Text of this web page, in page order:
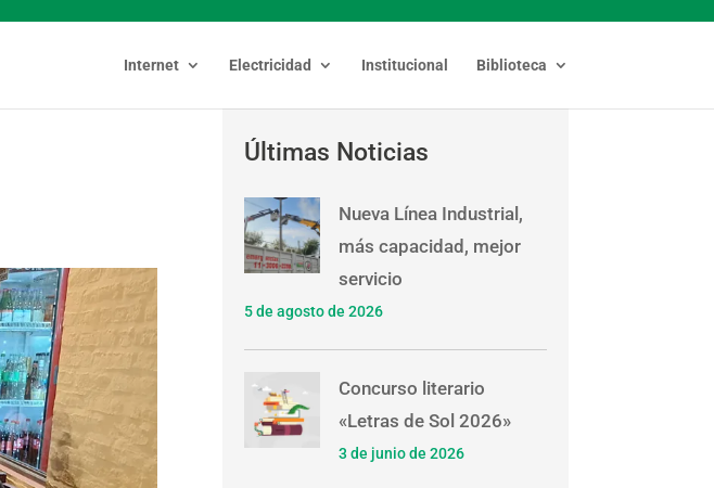
Internet Electricidad Institucional Biblioteca
Últimas Noticias
Nueva Línea Industrial,
más capacidad, mejor
servicio
5 de agosto de 2026
Concurso literario
«Letras de Sol 2026»
3 de junio de 2026